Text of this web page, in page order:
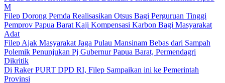
M
Filep Dorong Pemda Realisasikan Otsus Bagi Perguruan Tinggi
Pemprov Papua Barat Kaji Kompensasi Karbon Bagi Masyarakat
Adat
Filep Ajak Masyarakat Jaga Pulau Mansinam Bebas dari Sampah
Polemik Penunjukan Pj Gubernur Papua Barat, Permendagri
Dikritik
Di Raker PURT DPD RI, Filep Sampaikan ini ke Pemerintah
Provinsi